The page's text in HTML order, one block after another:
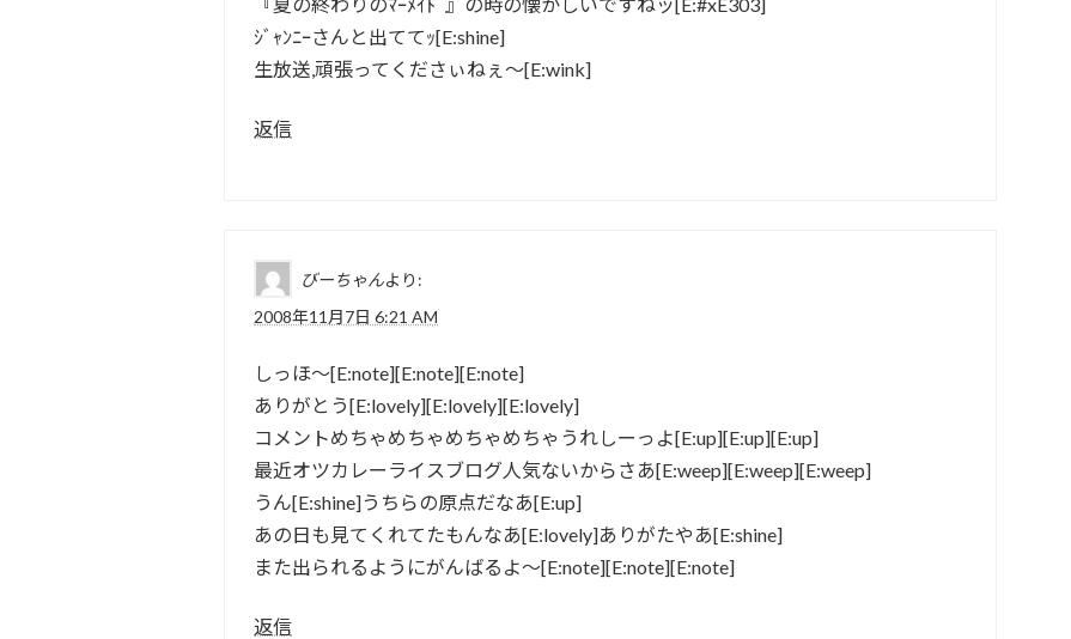
ｼﾞｬﾝﾆｰさんと出ててｯ[E:shine]
生放送,頑張ってくださぃねぇ～[E:wink]
返信
びーちゃんより:
2008年11月7日 6:21 AM
しっほ～[E:note][E:note][E:note]
ありがとう[E:lovely][E:lovely][E:lovely]
コメントめちゃめちゃめちゃめちゃうれしーっよ[E:up][E:up][E:up]
最近オツカレーライスブログ人気ないからさあ[E:weep][E:weep][E:weep]
うん[E:shine]うちらの原点だなあ[E:up]
あの日も見てくれてたもんなあ[E:lovely]ありがたやあ[E:shine]
また出られるようにがんばるよ～[E:note][E:note][E:note]
返信